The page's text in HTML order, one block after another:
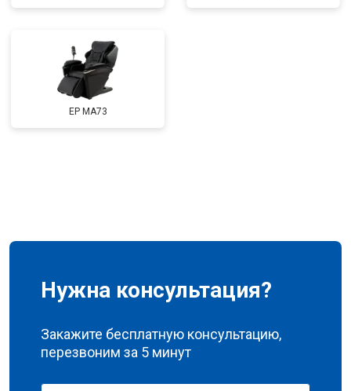
Ремонт сканера от 4800 ₽ Заказать
Ремонт купюроприемника
Замена сетевого трансформатора
Ремонт микро-лифта
EP MA73
Нужна консультация?
Закажите бесплатную консультацию,
перезвоним за 5 минут